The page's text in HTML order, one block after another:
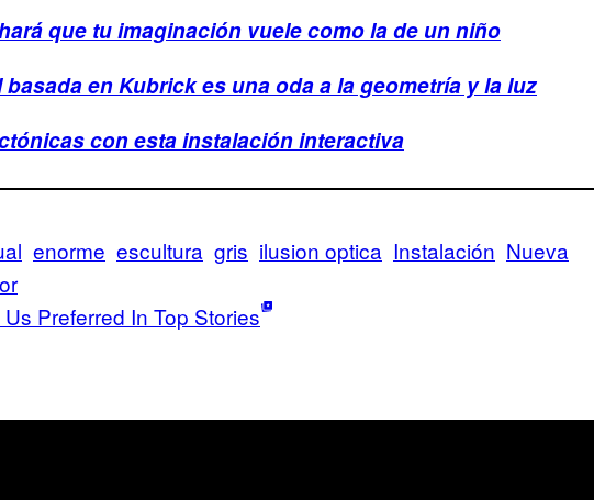
que tu imaginación vuele como la de un niño
en Kubrick es una oda a la geometría y la luz
con esta instalación interactiva
enorme escultura gris ilusion optica Instalación Nueva
Preferred In Top Stories